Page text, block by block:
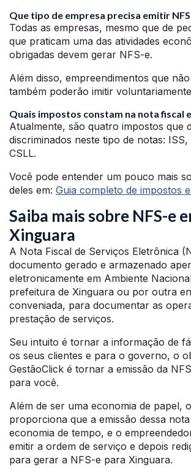
Que tipo de empresa precisa emitir
Todas as empresas, mesmo que de
que praticam uma das atividades
obrigadas devem gerar NFS-e.
Além disso, empreendimentos que
também poderão imitir
Quais impostos constam na nota fiscal
Atualmente, são quatro impostos que
discriminados neste tipo de notas:
CSLL.
Você pode entender um pouco mais
deles em: Guia completo de impostos
Saiba mais sobre NFS-e
Xinguara
A Nota Fiscal de Serviços Eletrônica
documento gerado e armazenado
eletronicamente em Ambiente
prefeitura de Xinguara ou por outra
conveniada, para documentar as
prestação de serviços.
Seu intuito é tornar a informação de
os seus clientes e para o governo, o
GestãoClick é tornar a emissão da
para você.
Além de ser uma economia de papel,
proporciona que a emissão dessa
economia de tempo, e o
emitir a ordem de serviço e depois
para gerar a NFS-e para Xinguara.